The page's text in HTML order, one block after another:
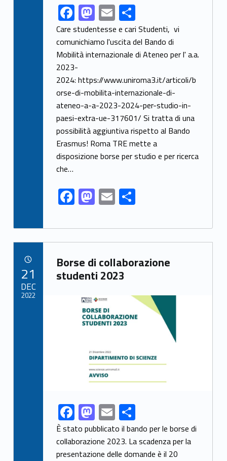
Link identifier share facebook archive #share-link-archive-952 F
ac
e
b
o
o
k
M
as
to
d
o
n
E
m
ai
l
S
h
ar
e
Care studentesse e cari Studenti, vi
comunichiamo l'uscita del Bando di
Mobilità internazionale di Ateneo per l' a.a.
2023-
2024: https://www.uniroma3.it/articoli/b
orse-di-mobilita-internazionale-di-
ateneo-a-a-2023-2024-per-studio-in-
paesi-extra-ue-317601/ Si tratta di una
possibilità aggiuntiva rispetto al Bando
Erasmus! Roma TRE mette a
disposizione borse per studio e per ricerca
che…
F
ac
e
b
o
o
k
M
as
to
d
o
n
E
m
ai
l
S
ar
e
Link identifier archive #link-archive-55028
Borse di collaborazione
studenti 2023
Link identifier share facebook archive #share-link-archive-53778F
ac
e
M
as
to
E
m
ai
S
h
ar
È stato pubblicato il bando per le borse di
collaborazione 2023. La scadenza per la
presentazione delle domande è il 20
21
DEC
2022